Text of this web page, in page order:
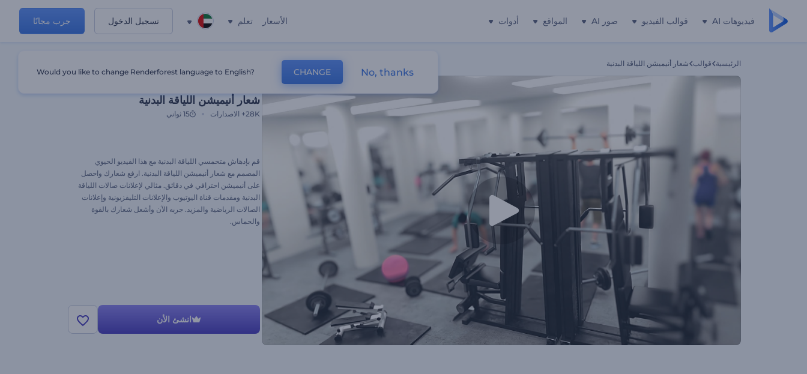
فيديوهات AI قوالب الفيديو صور AI المواقع أدوات الأسعار تعلم تسجيل الدخول جرب مجانًا
الرئيسية قوالب شعار أنيميشن اللياقة البدنية
شعار أنيميشن اللياقة البدنية
28K+ الاصدارات 15 ثواني
قم بإدهاش متحمسي اللياقة البدنية مع هذا الفيديو الحيوي
المصمم مع شعار أنيميشن اللياقة البدنية. ارفع شعارك واحصل
على أنيميشن احترافي في دقائق. مثالي لإعلانات صالات اللياقة
البدنية ومقدمات قناة اليوتيوب والإعلانات التليفزيونية وإعلانات
الصالات الرياضية والمزيد. جربه الآن وأشعل شعارك بالقوة
والحماس.
انشئ الأن
Would you like to change Renderforest language to English? CHANGE No, thanks